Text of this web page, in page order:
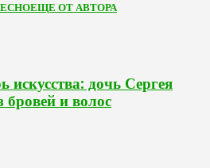
ЕЩЕ ОТ АВТОРА
дочь Сергея
бровей и волос